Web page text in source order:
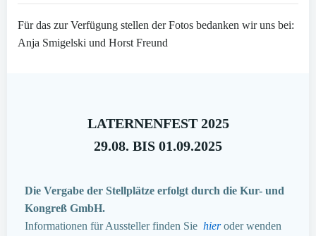
Für das zur Verfügung stellen der Fotos bedanken wir uns bei:
Anja Smigelski und Horst Freund
LATERNENFEST 2025
29.08. BIS 01.09.2025
Die Vergabe der Stellplätze erfolgt durch die Kur- und
Kongreß GmbH.
Informationen für Aussteller finden Sie hieroder wenden